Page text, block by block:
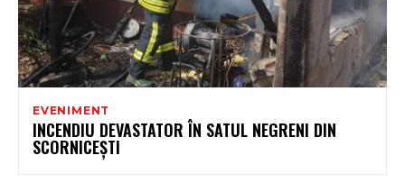
EVENIMENT
INCENDIU DEVASTATOR ÎN SATUL NEGRENI DIN
SCORNICEȘTI